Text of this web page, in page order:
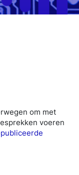
om met
voeren